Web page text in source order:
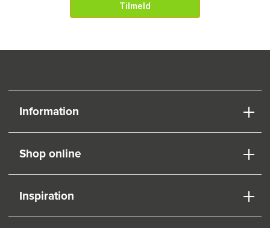
Tilmeld
Information
Shop online
Inspiration